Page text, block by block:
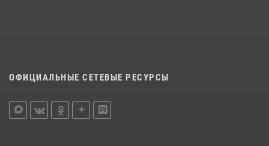
ОФИЦИАЛЬНЫЕ СЕТЕВЫЕ РЕСУРСЫ